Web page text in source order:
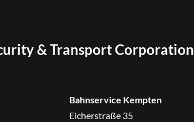
& Transport Corporation
Bahnservice Kempten
Eicherstraße 35